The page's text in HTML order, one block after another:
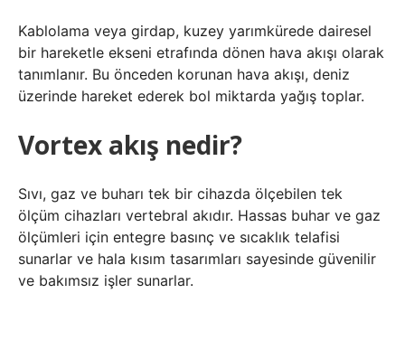
Kablolama veya girdap, kuzey yarımkürede dairesel
bir hareketle ekseni etrafında dönen hava akışı olarak
tanımlanır. Bu önceden korunan hava akışı, deniz
üzerinde hareket ederek bol miktarda yağış toplar.
Vortex akış nedir?
Sıvı, gaz ve buharı tek bir cihazda ölçebilen tek
ölçüm cihazları vertebral akıdır. Hassas buhar ve gaz
ölçümleri için entegre basınç ve sıcaklık telafisi
sunarlar ve hala kısım tasarımları sayesinde güvenilir
ve bakımsız işler sunarlar.